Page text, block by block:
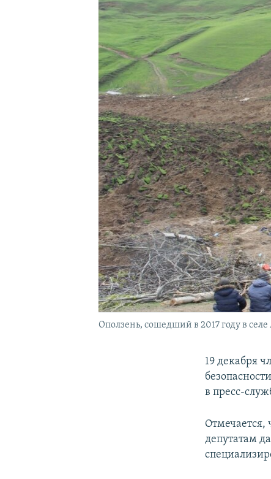
Оползень, сошедший в 2017 году в
19 декабря
в пресс-
Отмечается,
депутатам